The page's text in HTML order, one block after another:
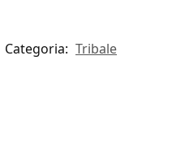
Categoria: Tribale